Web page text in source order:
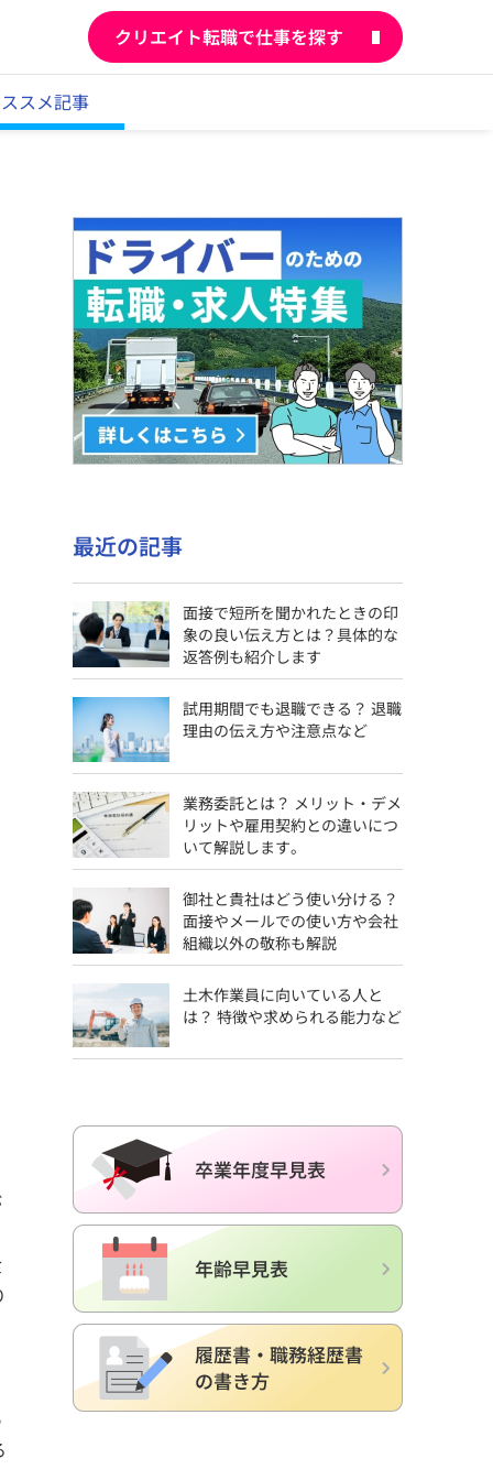
クリエイト転職で仕事を探す
スメ記事
最近の記事
面接で短所を聞かれたときの印
象の良い伝え方とは？具体的な
返答例も紹介します
試用期間でも退職できる？ 退職
理由の伝え方や注意点など
業務委託とは？ メリット・デメ
リットや雇用契約との違いにつ
いて解説します。
御社と貴社はどう使い分ける？
面接やメールでの使い方や会社
組織以外の敬称も解説
土木作業員に向いている人と
は？ 特徴や求められる能力など